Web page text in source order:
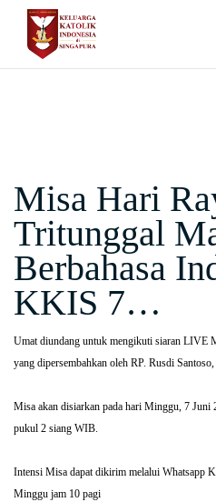
content
Misa Hari
Tritunggal
Berbahasa
KKIS 7…
Umat diundang untuk mengikuti siaran LIVE
yang dipersembahkan oleh RP. Rusdi
Misa akan disiarkan pada hari Minggu, 7 Juni
pukul 2 siang WIB.
Intensi Misa dapat dikirim melalui Whatsapp
Minggu jam 10 pagi